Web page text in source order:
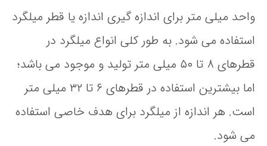
واحد میلی متر برای اندازه گیری اندازه یا قطر میلگرد
استفاده می شود. به طور کلی انواع میلگرد در
قطرهای ۸ تا ۵۰ میلی متر تولید و موجود می باشد؛
اما بیشترین استفاده در قطرهای ۶ تا ۳۲ میلی متر
است. هر اندازه از میلگرد برای هدف خاصی استفاده
می شود.